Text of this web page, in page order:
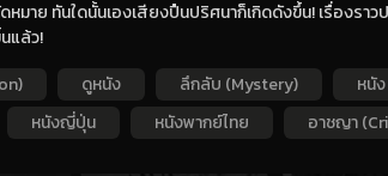
มาย ทันใดนั้นเองเสียงปืนปริศนาก็เกิดดังขึ้น! เรื่องราว
แล้ว!
ดูหนัง ลึกลับ (Mystery) หนั
หนังญี่ปุ่น หนังพากย์ไทย อาชญา